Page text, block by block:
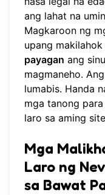
ang lahat na
Magkaroon ng
upang
payagan ang
magmaneho.
lumabis. Handa
mga tanong
laro sa aming
Mga
Laro ng
sa Bawat